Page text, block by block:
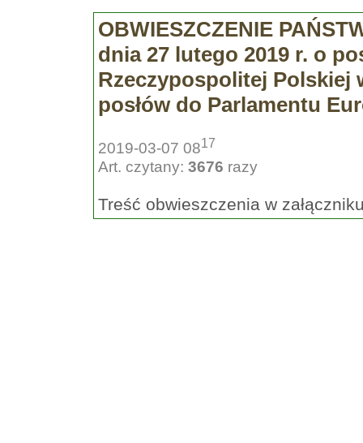
OBWIESZCZENIE
dnia 27 lutego 2019 r. o
Rzeczypospolitej Polskiej
posłów do Parlamentu
2019-03-07 0817
Art. czytany: 3676 razy
Treść obwieszczenia w